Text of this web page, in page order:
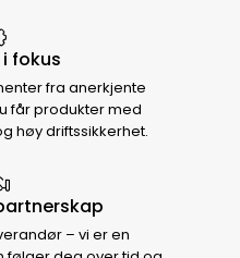
fokus
fra anerkjente
får produkter med
høy driftssikkerhet.
– vi er en